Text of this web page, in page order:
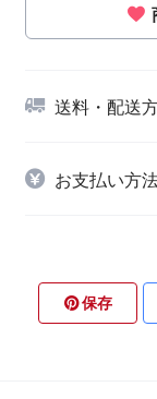
送料・配送
お支払い方
保存